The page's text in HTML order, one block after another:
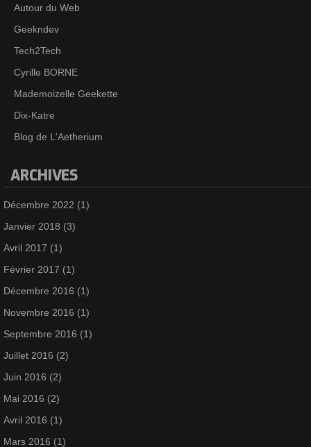
Autour du Web
Geekndev
Tech2Tech
Cyrille BORNE
Mademoizelle Geekette
Dix-Katre
Blog de L'Aetherium
ARCHIVES
Décembre 2022 (1)
Janvier 2018 (3)
Avril 2017 (1)
Février 2017 (1)
Décembre 2016 (1)
Novembre 2016 (1)
Septembre 2016 (1)
Juillet 2016 (2)
Juin 2016 (2)
Mai 2016 (2)
Avril 2016 (1)
Mars 2016 (1)